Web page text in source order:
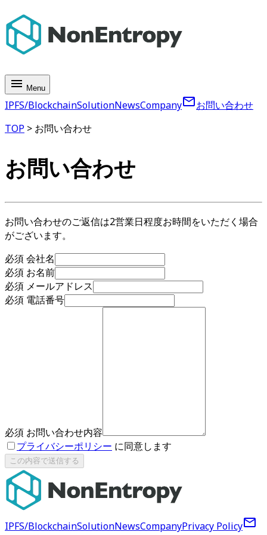
menu Menu
IPFS/BlockchainSolutionNewsCompanymail_outlineお問い合わせ
TOP > お問い合わせ
お問い合わせ
お問い合わせのご返信は2営業日程度お時間をいただく場合
がございます。
必須会社名
必須 お名前
必須 メールアドレス
必須 電話番号
必須 お問い合わせ内容
プライバシーポリシー に同意します
この内容で送信する
IPFS/BlockchainSolutionNewsCompanyPrivacy Policymail_outline